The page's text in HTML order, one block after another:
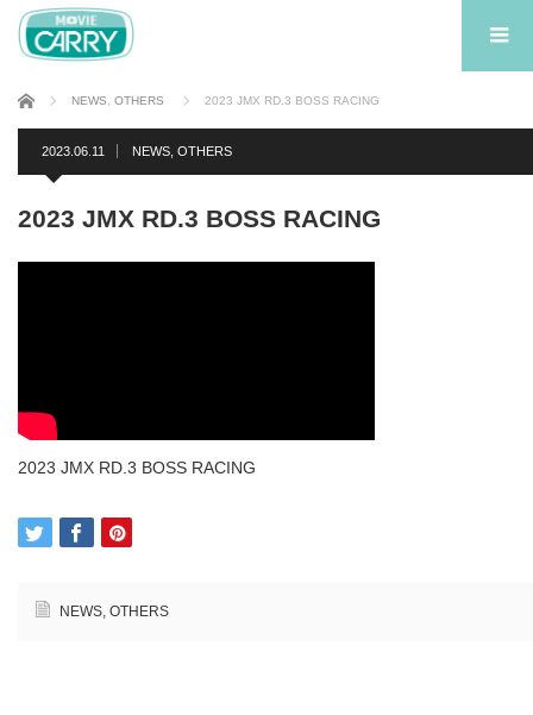
ホーム NEWS OTHERS 2023 JMX RD.3 BOSS RACING
2023.06.11 NEWS OTHERS
2023 JMX RD.3 BOSS RACING
2023 JMX RD.3 BOSS RACING
NEWS, OTHERS